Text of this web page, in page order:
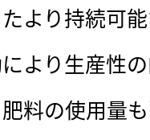
より持続可
より生産性
料の使用量